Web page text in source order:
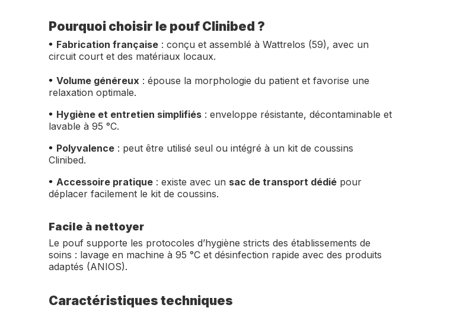
Pourquoi choisir le pouf Clinibed ?
• Fabrication française : conçu et assemblé à Wattrelos (59), avec un
circuit court et des matériaux locaux.
•Volume généreux : épouse la morphologie du patient et favorise une
relaxation optimale.
• Hygiène et entretien simplifiés : enveloppe résistante, décontaminable et
lavable à 95 °C.
• Polyvalence : peut être utilisé seul ou intégré à un kit de coussins
Clinibed.
• Accessoire pratique : existe avec un sac de transport dédié pour
déplacer facilement le kit de coussins.
Facile à nettoyer
Le pouf supporte les protocoles d’hygiène stricts des établissements de
soins : lavage en machine à 95 °C et désinfection rapide avec des produits
adaptés (ANIOS).
Caractéristiques techniques